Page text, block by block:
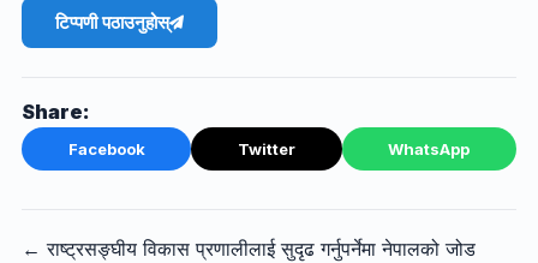
टिप्पणी पठाउनुहोस्
Share:
Facebook Twitter WhatsApp
← राष्ट्रसङ्घीय विकास प्रणालीलाई सुदृढ गर्नुपर्नेमा नेपालको जोड